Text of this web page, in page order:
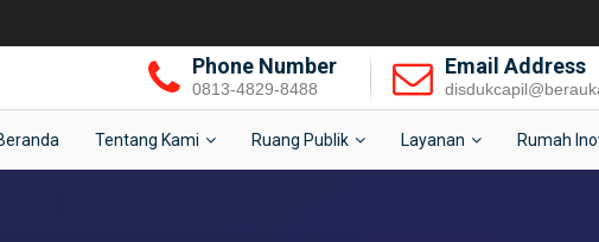
Phone Number
0813-4829-8488
Email Address
Tentang Kami Ruang Publik Layanan Rumah